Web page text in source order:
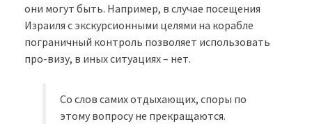
они могут быть. Например, в случае посещения
Израиля с экскурсионными целями на корабле
пограничный контроль позволяет использовать
про-визу, в иных ситуациях – нет.
Со слов самих отдыхающих, споры по
этому вопросу не прекращаются.